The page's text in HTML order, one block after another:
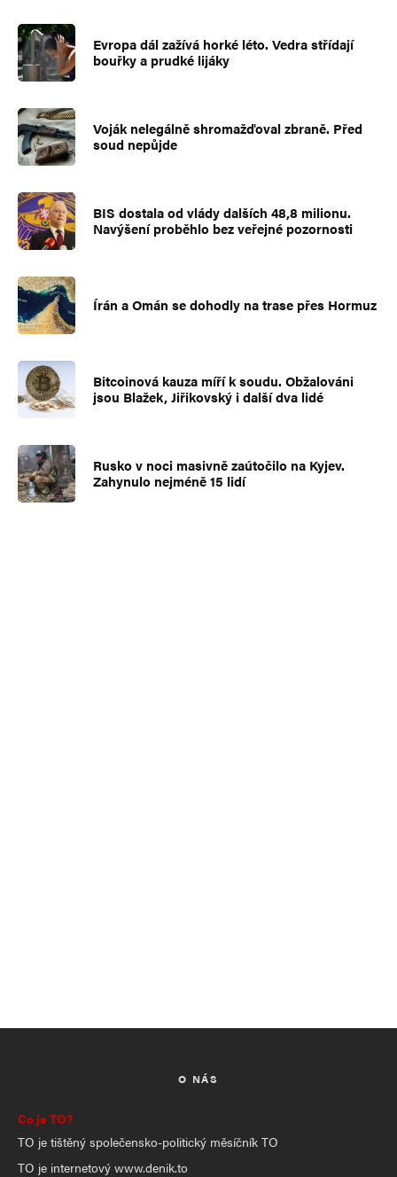
Evropa dál zažívá horké léto. Vedra střídají
bouřky a prudké lijáky
Voják nelegálně shromažďoval zbraně. Před
soud nepůjde
BIS dostala od vlády dalších 48,8 milionu.
Navýšení proběhlo bez veřejné pozornosti
Írán a Omán se dohodly na trase přes Hormuz
Bitcoinová kauza míří k soudu. Obžalováni
jsou Blažek, Jiřikovský i další dva lidé
Rusko v noci masivně zaútočilo na Kyjev.
Zahynulo nejméně 15 lidí
O NÁS
Co je TO?
TO je tištěný společensko-politický měsíčník TO
TO je internetový www.denik.to